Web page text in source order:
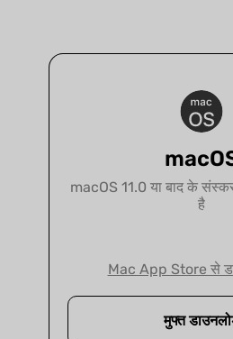
कानून
macOS 11.0 या बाद के
है
Mac App Store से
मुफ्त